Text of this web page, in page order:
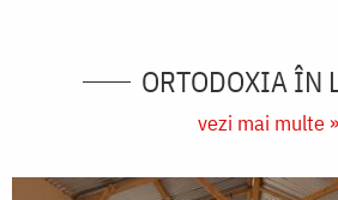
ORTODOXIA ÎN
vezi mai multe »